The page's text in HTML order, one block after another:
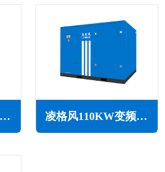
凌格风110KW油冷永磁变频空压机LSH系列 凌格风110KW变频空压机LS系列